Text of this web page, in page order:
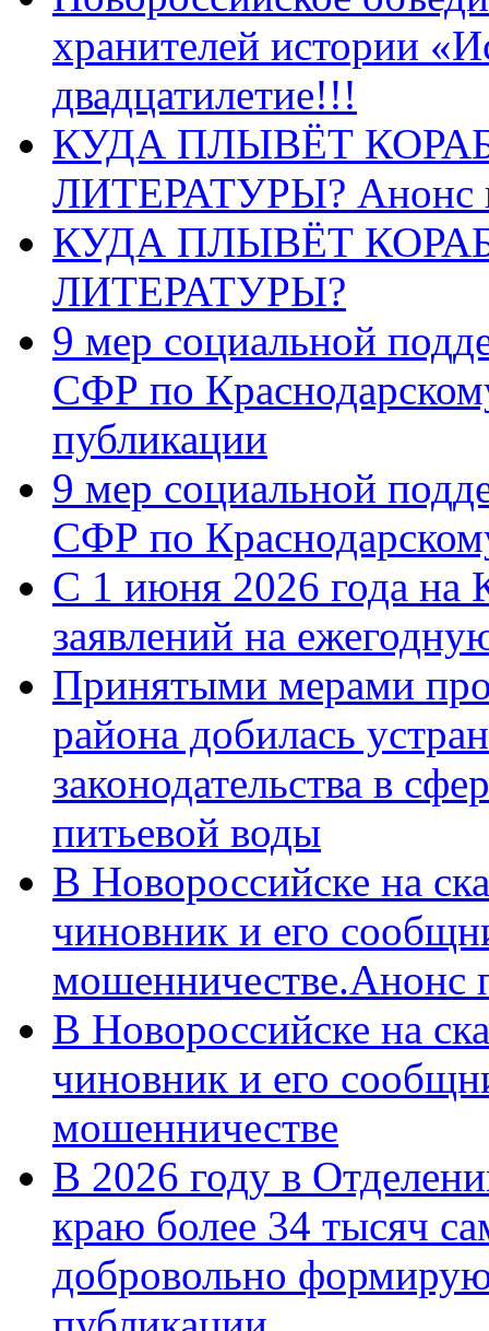
хранителей истории
двадцатилетие!!!
КУДА ПЛЫВЁТ
ЛИТЕРАТУРЫ? Анонс
КУДА ПЛЫВЁТ
ЛИТЕРАТУРЫ?
9 мер социальной
СФР по
публикации
9 мер социальной
СФР по
С 1 июня 2026 года на
заявлений на
Принятыми мерами
района добилась
законодательства в
питьевой воды
В Новороссийске на
чиновник и его
мошенничестве.Анонс
В Новороссийске на
чиновник и его
мошенничестве
В 2026 году в
краю более 34 тысяч
добровольно